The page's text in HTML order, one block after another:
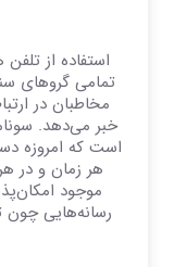
استفاده از
مخاطبان در
خبر می‌دهد.
است که امروزه
هر زمان و در
موجود
رسانه‌هایی چون